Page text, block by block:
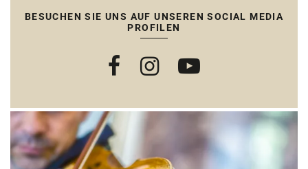
BESUCHEN SIE UNS AUF UNSEREN SOCIAL MEDIA
PROFILEN
FacebookInstagram